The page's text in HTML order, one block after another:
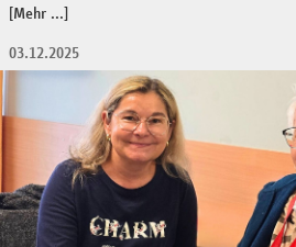
[Mehr ...]
03.12.2025